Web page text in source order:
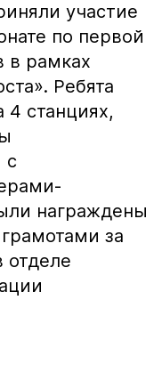
участие
по первой
в рамках
Ребята
4 станциях,
с
награждены
за
отделе